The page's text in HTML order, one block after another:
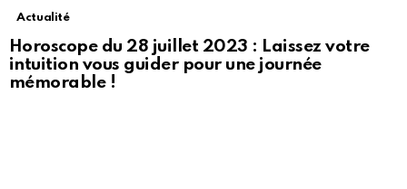
Actualité
Horoscope du 28 juillet 2023 : Laissez votre
intuition vous guider pour une journée
mémorable !